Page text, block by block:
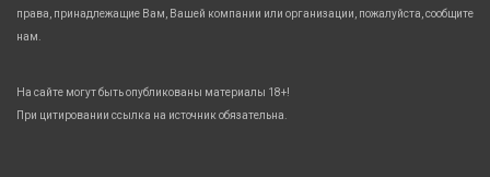
права, принадлежащие Вам, Вашей компании или организации, пожалуйста, сообщите
нам.
На сайте могут быть опубликованы материалы 18+!
При цитировании ссылка на источник обязательна.